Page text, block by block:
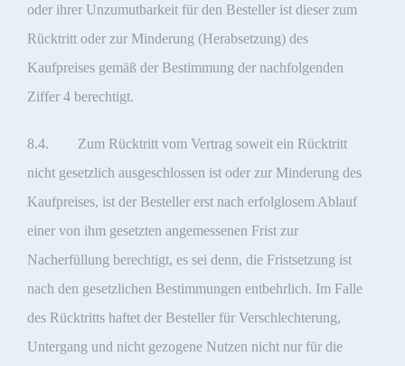
oder ihrer Unzumutbarkeit für den Besteller ist dieser zum
Rücktritt oder zur Minderung (Herabsetzung) des
Kaufpreises gemäß der Bestimmung der nachfolgenden
Ziffer 4 berechtigt.
8.4. Zum Rücktritt vom Vertrag soweit ein Rücktritt
nicht gesetzlich ausgeschlossen ist oder zur Minderung des
Kaufpreises, ist der Besteller erst nach erfolglosem Ablauf
einer von ihm gesetzten angemessenen Frist zur
Nacherfüllung berechtigt, es sei denn, die Fristsetzung ist
nach den gesetzlichen Bestimmungen entbehrlich. Im Falle
des Rücktritts haftet der Besteller für Verschlechterung,
Untergang und nicht gezogene Nutzen nicht nur für die